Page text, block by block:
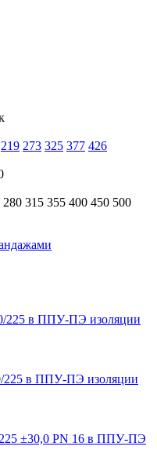
219 273 325 377 426
280 315 355 400 450 500
225 в ППУ-ПЭ изоляции
в ППУ-ПЭ изоляции
±30,0 PN 16 в ППУ-ПЭ